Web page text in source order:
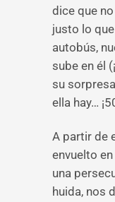
dice que
justo lo
autobús,
sube en él
su
ella hay…
A partir de
envuelto
una
huida, nos